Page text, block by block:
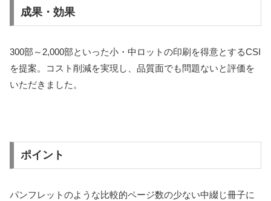
成果・効果
300部～2,000部といった小・中ロットの印刷を得意とするCSI
を提案。コスト削減を実現し、品質面でも問題ないと評価を
いただきました。
ポイント
パンフレットのような比較的ページ数の少ない中綴じ冊子に